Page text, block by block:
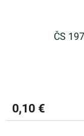
ČS
0,10 €